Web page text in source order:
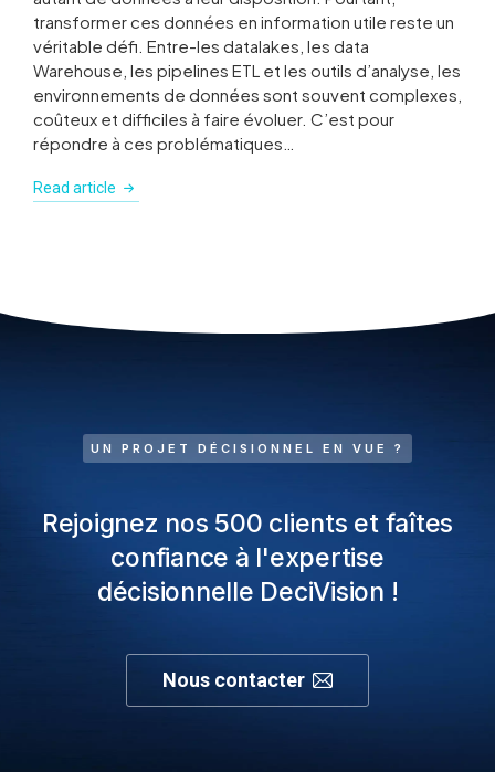
transformer ces données en information utile reste un
véritable défi. Entre-les datalakes, les data
Warehouse, les pipelines ETL et les outils d’analyse, les
environnements de données sont souvent complexes,
coûteux et difficiles à faire évoluer. C’est pour
répondre à ces problématiques…
Read article
UN PROJET DÉCISIONNEL EN VUE ?
Rejoignez nos 500 clients et faîtes
confiance à l'expertise
décisionnelle DeciVision !
Nous contacter